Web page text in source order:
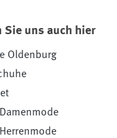
Sie uns auch hier
Oldenburg